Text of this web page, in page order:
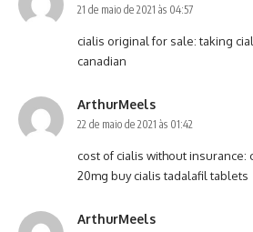
21 de maio de 2021 às 04:57
cialis original for sale:taking
canadian
ArthurMeels
22 de maio de 2021 às 01:42
cost of cialis without insurance:
20mg buy cialis tadalafil tablets
ArthurMeels